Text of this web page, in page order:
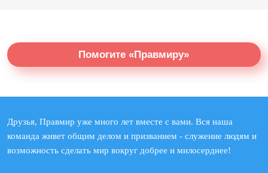
Помогите «Правмиру»
Друзья, Правмир уже много лет вместе с вами. Вся наша
команда живет общим делом и призванием - служение людям и
возможность сделать мир вокруг добрее и милосерднее!